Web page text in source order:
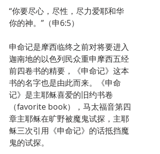
“你要尽心，尽性，尽力爱耶和华
你的神。”（申6:5）
申命记是摩西临终之前对将要进入
迦南地的以色列民众重申摩西五经
前四卷书的精要，《申命记》这本
书的名字也是由此而来。《申命
记》是主耶稣喜爱的旧约书卷
（favorite book），马太福音第四
章主耶稣在旷野被魔鬼试探，主耶
稣三次引用《申命记》的话抵挡魔
鬼的试探。